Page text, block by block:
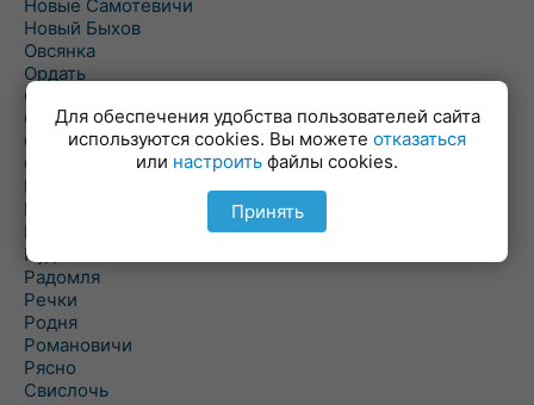
Новые Самотевичи
Новый Быхов
Овсянка
Ордать
Ореховка
Осиновка
Осиповичи
Осово
Павловичи
Паршино
Петуховка
Пудовня
Радомля
Речки
Родня
Романовичи
Рясно
Свислочь
Для обеспечения удобства пользователей сайта
используются cookies. Вы можете отказаться
или настроить файлы cookies.
Принять